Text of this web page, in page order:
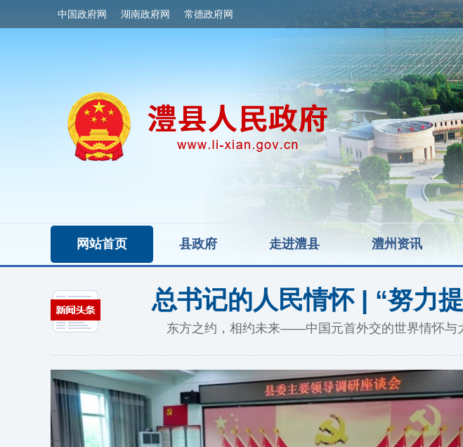
中国政府网 湖南政府网 常德政府网
网站首页 县政府 走进澧县 澧州资讯
总书记的人民情怀 | “努力
东方之约，相约未来——中国元首外交的世界情怀